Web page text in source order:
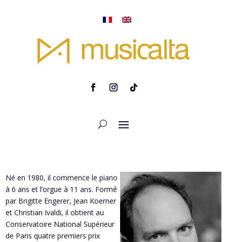
Né en 1980, il commence le piano
à 6 ans et l’orgue à 11 ans. Formé
par Brigitte Engerer, Jean Koerner
et Christian Ivaldi, il obtient au
Conservatoire National Supérieur
de Paris quatre premiers prix